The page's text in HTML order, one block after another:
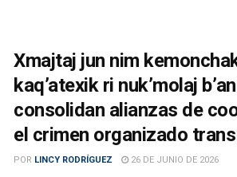
Xmajtaj jun nim
kaq’atexik ri nuk’molaj
consolidan alianzas de
el crimen organizado
POR LINCY RODRÍGUEZ 26 DE JUNIO DE 2026